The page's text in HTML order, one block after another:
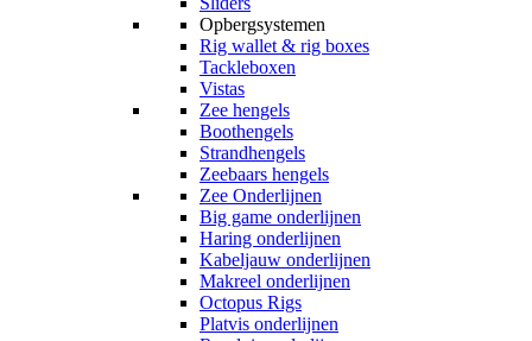
Opbergsystemen
Rig wallet & rig boxes
Tackleboxen
Vistas
Zee hengels
Boothengels
Strandhengels
Zeebaars hengels
Zee Onderlijnen
Big game onderlijnen
Haring onderlijnen
Kabeljauw onderlijnen
Makreel onderlijnen
Octopus Rigs
Platvis onderlijnen